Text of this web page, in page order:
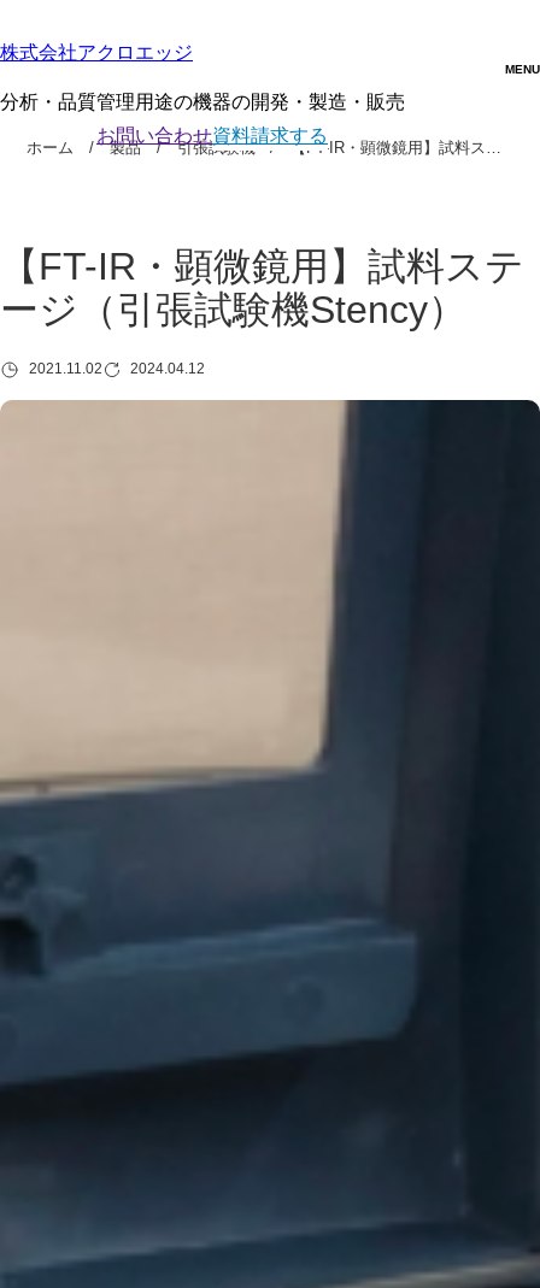
株式会社アクロエッジ
分析・品質管理用途の機器の開発・製造・販売
お問い合わせ資料請求する
ホーム 製品 引張試験機 【FT-IR・顕微鏡用】試料ス…
【FT-IR・顕微鏡用】試料ステ
ージ（引張試験機Stency）
2021.11.02 2024.04.12